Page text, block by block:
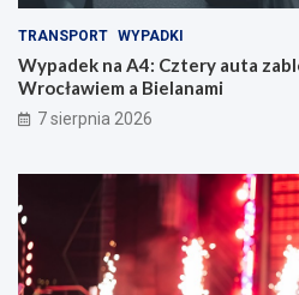
a
z
a
b
l
k
o
w
a
ł
i
ę
c
i
:
e
r
a
j
n
TRANSPORT WYPADKI
Wypadek na A4: Cztery auta
Wrocławiem a Bielanami
7 sierpnia 2026